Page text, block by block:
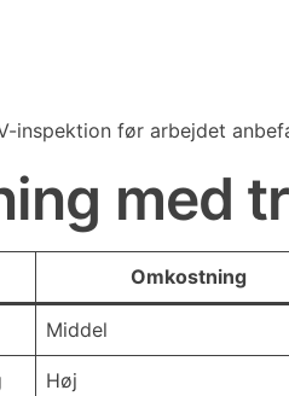
inspektion før arbejdet
med
Omkostning
Middel
Høj